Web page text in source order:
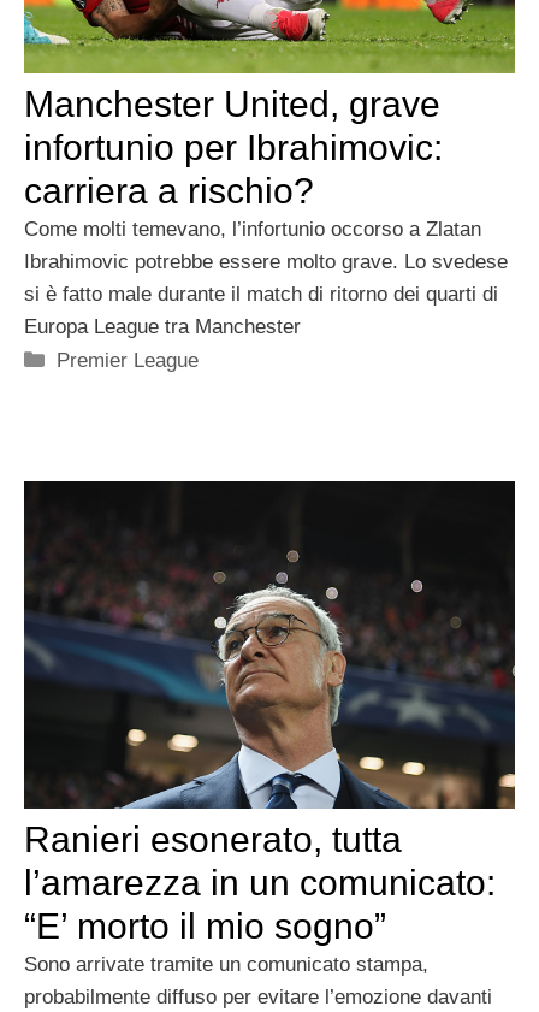
Manchester United, grave
infortunio per Ibrahimovic:
carriera a rischio?
Come molti temevano, l’infortunio occorso a Zlatan
Ibrahimovic potrebbe essere molto grave. Lo svedese
si è fatto male durante il match di ritorno dei quarti di
Europa League tra Manchester
Categorie
Premier League
Ranieri esonerato, tutta
l’amarezza in un comunicato:
“E’ morto il mio sogno”
Sono arrivate tramite un comunicato stampa,
probabilmente diffuso per evitare l’emozione davanti